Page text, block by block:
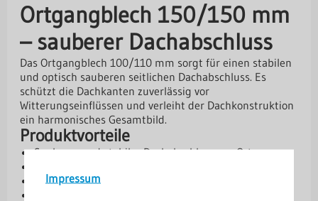
Impressum
Ortgangblech 150/150 mm
– sauberer Dachabschluss
Das Ortgangblech 100/110 mm sorgt für einen stabilen
und optisch sauberen seitlichen Dachabschluss. Es
schützt die Dachkanten zuverlässig vor
Witterungseinflüssen und verleiht der Dachkonstruktion
ein harmonisches Gesamtbild.
Produktvorteile
Sauberer und stabiler Dachabschluss am Ortgang
Robuste Ausführung aus Stahl oder Aluminium